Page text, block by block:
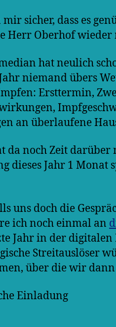
sicher, dass es
Herr Oberhof
hat neulich
niemand übers
Ersttermin,
an überlaufene
da noch Zeit darüber
dieses Jahr 1 Monat
uns doch die
ich noch einmal an
Jahr in der
Streitauslöser
über die wir
Einladung